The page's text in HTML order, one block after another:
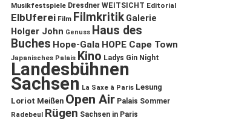
Musikfestspiele Dresdner WEITSICHT Editorial
ElbUferei Film Filmkritik Galerie
Holger John Genuss Haus des
Buches Hope-Gala HOPE Cape Town
Japanisches Palais Kino Ladys Gin Night
Landesbühnen
Sachsen La Saxe à Paris Lesung
Loriot Meißen Open Air Palais Sommer
Radebeul Rügen Sachsen in Paris